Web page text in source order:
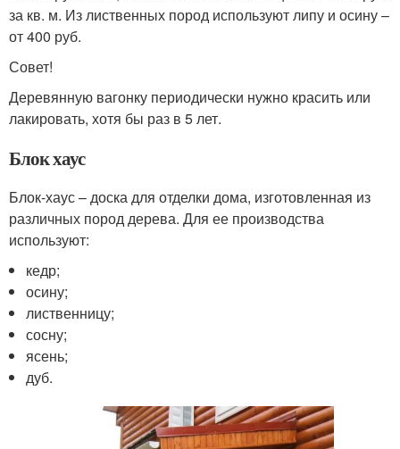
за кв. м. Из лиственных пород используют липу и осину –
от 400 руб.
Совет!
Деревянную вагонку периодически нужно красить или
лакировать, хотя бы раз в 5 лет.
Блок хаус
Блок-хаус – доска для отделки дома, изготовленная из
различных пород дерева. Для ее производства
используют:
кедр;
осину;
лиственницу;
сосну;
ясень;
дуб.